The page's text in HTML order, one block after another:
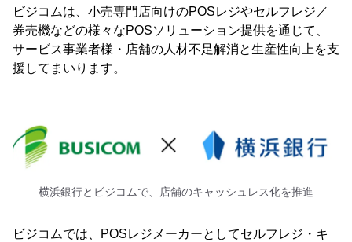
ビジコムは、小売専門店向けのPOSレジやセルフレジ／
券売機などの様々なPOSソリューション提供を通じて、
サービス事業者様・店舗の人材不足解消と生産性向上を支
援してまいります。
横浜銀行とビジコムで、店舗のキャッシュレス化を推進
ビジコムでは、POSレジメーカーとしてセルフレジ・キ